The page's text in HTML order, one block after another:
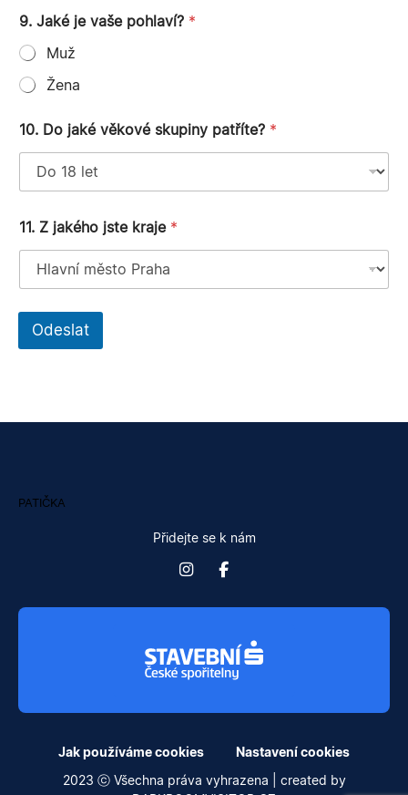
9. Jaké je vaše pohlaví? *
Muž
Žena
10. Do jaké věkové skupiny patříte? *
11. Z jakého jste kraje *
Odeslat
PATIČKA
Přidejte se k nám
Jak používáme cookies
Nastavení cookies
2023 ⓒ Všechna práva vyhrazena | created by